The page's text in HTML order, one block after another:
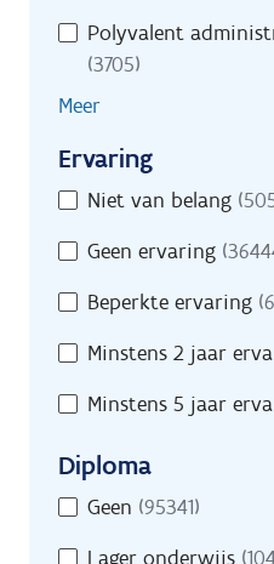
Polyvalent
(3705)
Meer
Ervaring
ErvaringNiet van belang
Geen ervaring
Beperkte ervaring
Minstens 2 jaar
Minstens 5 jaar
Diploma
Diploma
Geen (95341)
Lager onderwijs